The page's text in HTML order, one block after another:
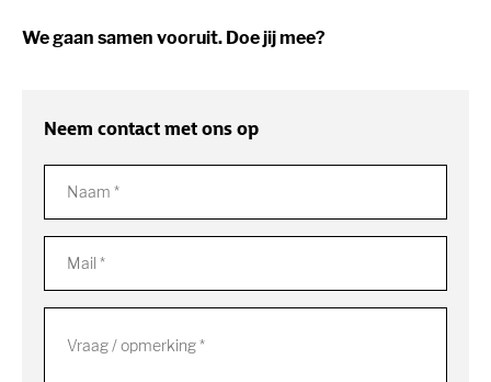
We gaan samen vooruit. Doe jij mee?
Neem contact met ons op